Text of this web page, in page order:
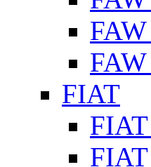
FIAT